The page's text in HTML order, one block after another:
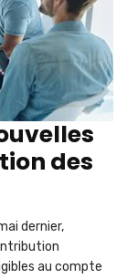
des
dernier,
au compte